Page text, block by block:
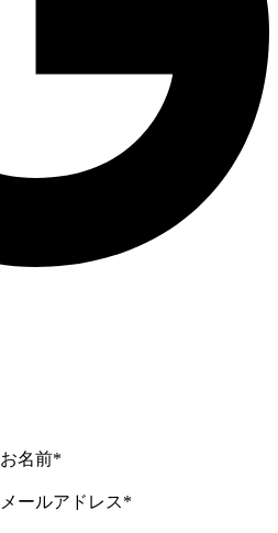
お名前*
メールアドレス*